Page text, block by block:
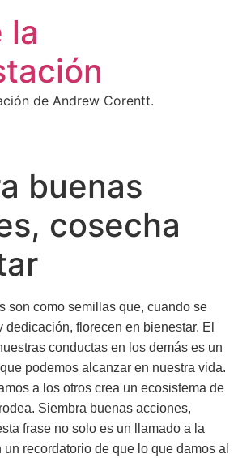
la
de Andrew Corentt.
buenas
cosecha
son como semillas que, cuando se
dedicación, florecen en bienestar. El
conductas en los demás es un
podemos alcanzar en nuestra vida.
a los otros crea un ecosistema de
Siembra buenas acciones,
frase no solo es un llamado a la
recordatorio de que lo que damos al